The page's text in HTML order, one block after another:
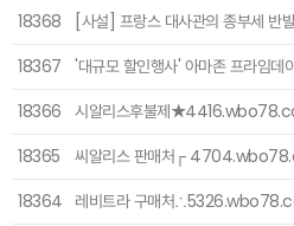
18368
[사설] 프랑스 대사관의 종부세 반
18367 '대규모 할인행사' 아마존 프라임데
18366 시알리스후불제
18365
씨알리스 판매처┌
18364 레비트라 구매처